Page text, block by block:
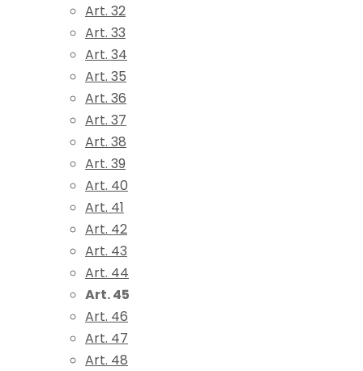
Art. 32
Art. 33
Art. 34
Art. 35
Art. 36
Art. 37
Art. 38
Art. 39
Art. 40
Art. 41
Art. 42
Art. 43
Art. 44
Art. 45
Art. 46
Art. 47
Art. 48